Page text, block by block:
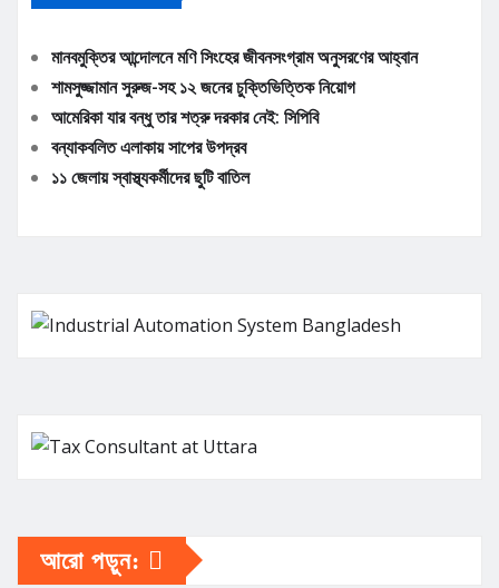
মানবমুক্তির আন্দোলনে মণি সিংহের জীবনসংগ্রাম অনুসরণের আহ্বান
শামসুজ্জামান সুরুজ-সহ ১২ জনের চুক্তিভিত্তিক নিয়োগ
আমেরিকা যার বন্ধু তার শত্রু দরকার নেই: সিপিবি
বন্যাকবলিত এলাকায় সাপের উপদ্রব
১১ জেলায় স্বাস্থ্যকর্মীদের ছুটি বাতিল
আরো পড়ুন: